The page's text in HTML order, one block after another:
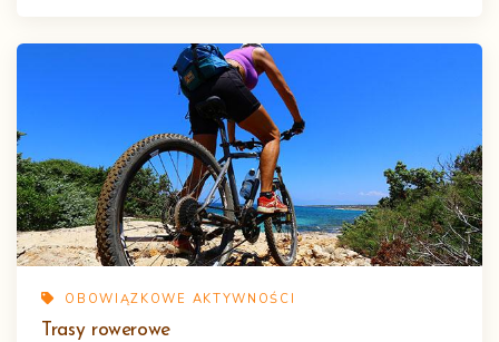
OBOWIĄZKOWE AKTYWNOŚCI
Trasy rowerowe